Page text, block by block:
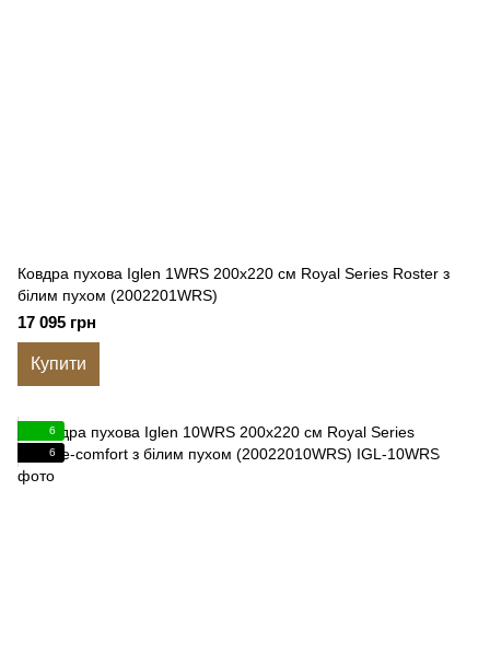
Ковдра пухова Iglen 1WRS 200x220 см Royal Series Roster з
білим пухом (2002201WRS)
17 095 грн
Купити
6
6